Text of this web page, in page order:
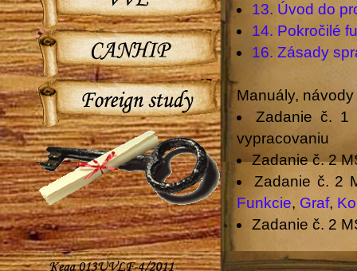
13. Úvod do
14. Pokročilé
16. Zásady
Manuály,
Zadanie č.
vypracovaniu
Zadanie č. 2
Zadanie č. 2
Funkcie, Graf,
Zadanie č. 2